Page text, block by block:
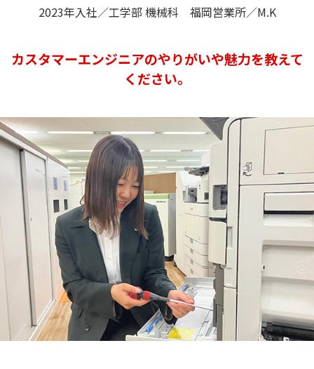
2023年入社／工学部 機械科 福岡営業所／M.K
カスタマーエンジニアのやりがいや魅力を教えて
ください。